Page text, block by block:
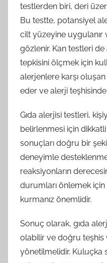
testlerden biri, deri
Bu testte, potansiyel
cilt yüzeyine uygulanır
gözlenir. Kan testleri
tepkisini ölçmek için
alerjenlere karşı
eder ve alerji teşhisinde
Gıda alerjisi testleri,
belirlenmesi için
sonuçları doğru bir
deneyimle
reaksiyonların
durumları önlemek
kurmanız önemlidir.
Sonuç olarak, gıda
olabilir ve doğru
yönetilmelidir. Kuluçka